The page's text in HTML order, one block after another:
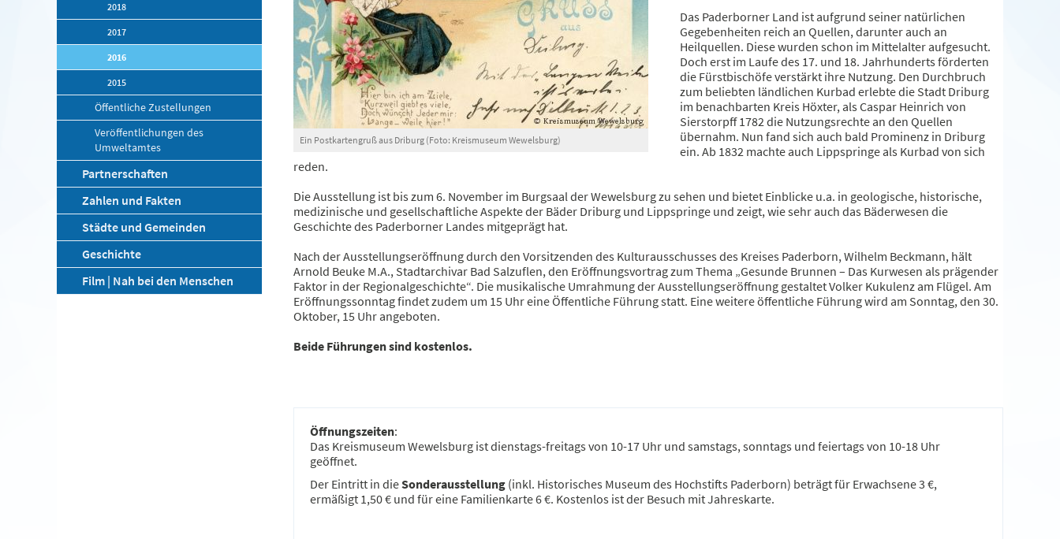
2018
2017
2016
2015
Öffentliche Zustellungen
Veröffentlichungen des
Umweltamtes
Partnerschaften
Zahlen und Fakten
Städte und Gemeinden
Geschichte
Film | Nah bei den Menschen
Ein Postkartengruß aus Driburg (Foto: Kreismuseum Wewelsburg)
Das Paderborner Land ist aufgrund seiner natürlichen
Gegebenheiten reich an Quellen, darunter auch an
Heilquellen. Diese wurden schon im Mittelalter aufgesucht.
Doch erst im Laufe des 17. und 18. Jahrhunderts förderten
die Fürstbischöfe verstärkt ihre Nutzung. Den Durchbruch
zum beliebten ländlichen Kurbad erlebte die Stadt Driburg
im benachbarten Kreis Höxter, als Caspar Heinrich von
Sierstorpff 1782 die Nutzungsrechte an den Quellen
übernahm. Nun fand sich auch bald Prominenz in Driburg
ein. Ab 1832 machte auch Lippspringe als Kurbad von sich
reden.
Die Ausstellung ist bis zum 6. November im Burgsaal der Wewelsburg zu sehen und bietet Einblicke u.a. in geologische, historische,
medizinische und gesellschaftliche Aspekte der Bäder Driburg und Lippspringe und zeigt, wie sehr auch das Bäderwesen die
Geschichte des Paderborner Landes mitgeprägt hat.
Nach der Ausstellungseröffnung durch den Vorsitzenden des Kulturausschusses des Kreises Paderborn, Wilhelm Beckmann, hält
Arnold Beuke M.A., Stadtarchivar Bad Salzuflen, den Eröffnungsvortrag zum Thema „Gesunde Brunnen – Das Kurwesen als prägender
Faktor in der Regionalgeschichte“. Die musikalische Umrahmung der Ausstellungseröffnung gestaltet Volker Kukulenz am Flügel. Am
Eröffnungssonntag findet zudem um 15 Uhr eine Öffentliche Führung statt. Eine weitere öffentliche Führung wird am Sonntag, den 30.
Oktober, 15 Uhr angeboten.
Beide Führungen sind kostenlos.
Öffnungszeiten:
Das Kreismuseum Wewelsburg ist dienstags-freitags von 10-17 Uhr und samstags, sonntags und feiertags von 10-18 Uhr
geöffnet.
Der Eintritt in dieSonderausstellung (inkl. Historisches Museum des Hochstifts Paderborn) beträgt für Erwachsene 3 €,
ermäßigt 1,50 € und für eine Familienkarte 6 €. Kostenlos ist der Besuch mit Jahreskarte.